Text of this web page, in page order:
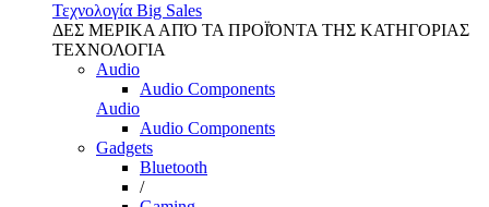
Τεχνολογία Big Sales
ΔΕΣ ΜΕΡΙΚΑ ΑΠΌ ΤΑ ΠΡΟΪΌΝΤΑ ΤΗΣ ΚΑΤΗΓΟΡΙΑΣ
ΤΕΧΝΟΛΟΓΙΑ
Audio
Audio Components
Audio
Audio Components
Gadgets
Bluetooth
/